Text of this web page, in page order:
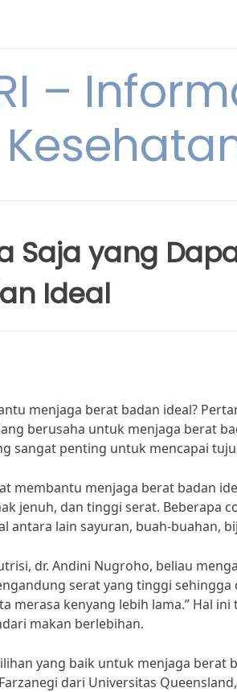
–
Saja yang
Ideal
menjaga berat badan ideal?
berusaha untuk menjaga berat
sangat penting untuk mencapai
membantu menjaga berat badan
jenuh, dan tinggi serat. Beberapa
antara lain sayuran, buah-buahan,
dr. Andini Nugroho, beliau
serat yang tinggi
merasa kenyang lebih lama.” Hal
makan berlebihan.
yang baik untuk menjaga berat
dari Universitas